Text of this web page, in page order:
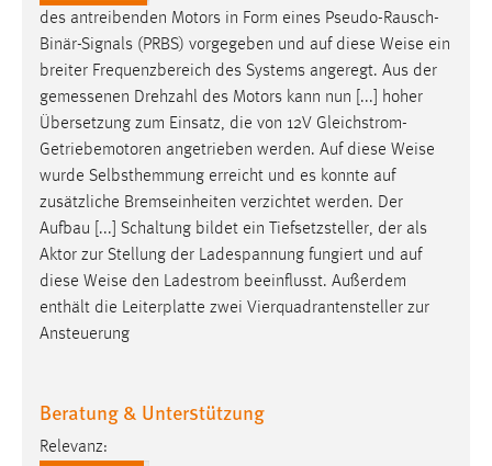
des antreibenden Motors in Form eines Pseudo-Rausch-
Binär-Signals (PRBS) vorgegeben und auf diese Weise ein
breiter Frequenzbereich des Systems angeregt. Aus der
gemessenen Drehzahl des Motors kann nun [...] hoher
Übersetzung zum Einsatz, die von 12V Gleichstrom-
Getriebemotoren angetrieben werden. Auf diese Weise
wurde Selbsthemmung erreicht und es konnte auf
zusätzliche Bremseinheiten verzichtet werden. Der
Aufbau [...] Schaltung bildet ein Tiefsetzsteller, der als
Aktor zur Stellung der Ladespannung fungiert und auf
diese Weise den Ladestrom beeinflusst. Außerdem
enthält die Leiterplatte zwei Vierquadrantensteller zur
Ansteuerung
Beratung & Unterstützung
Relevanz:
Statistik Cookies erfassen Informationen anonym.
Diese Informationen helfen uns zu verstehen, wie
unsere Besucher unsere Website nutzen.
Matomo
Name:
_pk_ref, _pk_cvar, _pk_id, _pk_ses
Zweck:
Zugriffsstatistik
Cookie Laufzeit:
MARKETING
Marketing Cookies werden von Drittanbietern